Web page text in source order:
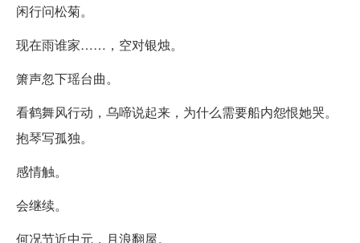
闲行问松菊。
现在雨谁家……，空对银烛。
箫声忽下瑶台曲。
看鹤舞风行动，乌啼说起来，为什么需要船内怨恨她哭。
抱琴写孤独。
感情触。
会继续。
何况节近中元，月浪翻屋。